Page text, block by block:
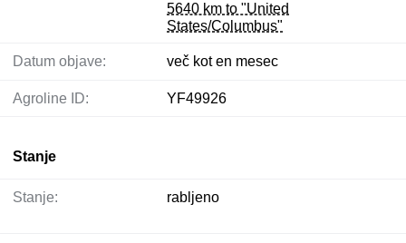
5640 km to "United
States/Columbus"
Datum objave: več kot en mesec
Agroline ID: YF49926
Stanje
Stanje: rabljeno